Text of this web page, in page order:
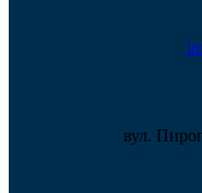
вул.